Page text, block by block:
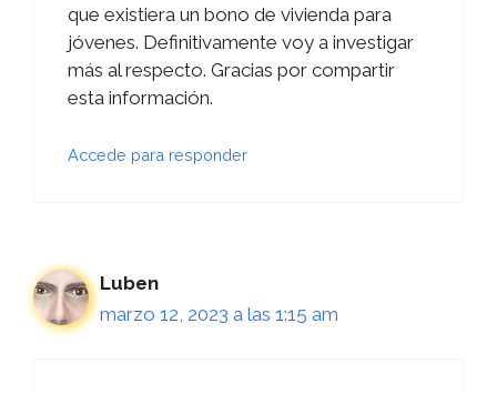
que existiera un bono de vivienda para
jóvenes. Definitivamente voy a investigar
más al respecto. Gracias por compartir
esta información.
Accede para responder
Luben
marzo 12, 2023 a las 1:15 am